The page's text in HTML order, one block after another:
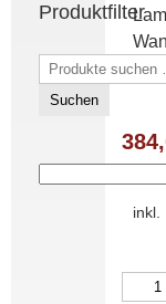
Produktfilter
Suchen
nach:
Suchen
inkl.